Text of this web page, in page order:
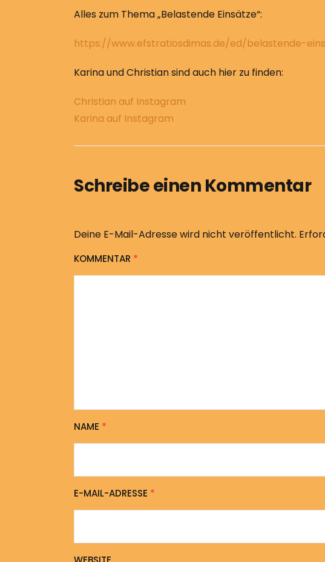
Alles zum Thema „Belastende Einsätze“:
https://www.efstratiosdimas.de/ed/belastende-
Karina und Christian sind auch hier zu finden:
Christian auf Instagram
Karina auf Instagram
Schreibe einen Kommentar
Deine E-Mail-Adresse wird nicht veröffentlicht.
KOMMENTAR *
NAME *
E-MAIL-ADRESSE *